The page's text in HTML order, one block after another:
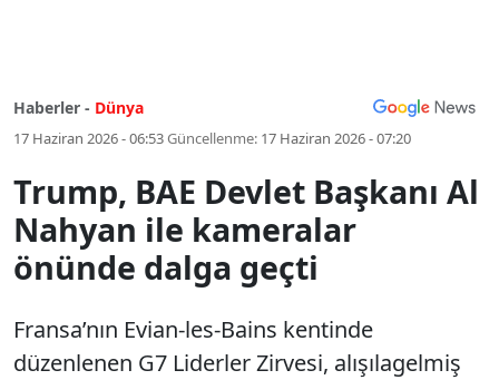
Haberler - Dünya
17 Haziran 2026 - 06:53Güncellenme: 17 Haziran 2026 - 07:20
Trump, BAE Devlet Başkanı Al
Nahyan ile kameralar
önünde dalga geçti
Fransa’nın Evian-les-Bains kentinde
düzenlenen G7 Liderler Zirvesi, alışılagelmiş